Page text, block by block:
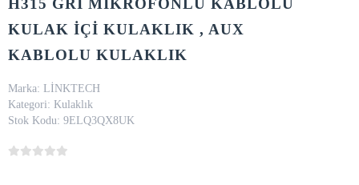
H315 GRİ MİKROFONLU KABLOLU
KULAK İÇİ KULAKLIK , AUX
KABLOLU KULAKLIK
Marka: LİNKTECH
Kategori: Kulaklık
Stok Kodu: 9ELQ3QX8UK